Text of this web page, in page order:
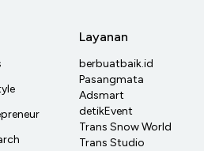
Layanan
berbuatbaik.id
Pasangmata
Adsmart
detikEvent
Trans Snow World
Trans Studio